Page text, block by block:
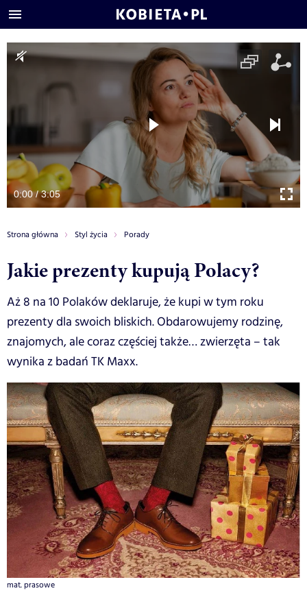
0:00 / 3:05
Strona główna Styl życia Porady
Jakie prezenty kupują Polacy?
Aż 8 na 10 Polaków deklaruje, że kupi w tym roku
prezenty dla swoich bliskich. Obdarowujemy rodzinę,
znajomych, ale coraz częściej także… zwierzęta – tak
wynika z badań TK Maxx.
mat. prasowe